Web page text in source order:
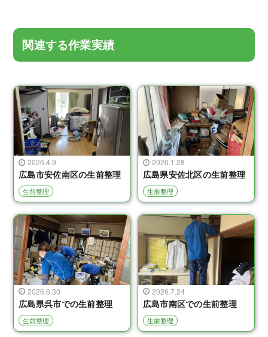
関連する作業実績
2026.4.9
広島市安佐南区の生前整理
生前整理
2026.1.28
広島県安佐北区の生前整理
生前整理
2026.6.30
広島県呉市での生前整理
生前整理
2026.7.24
広島市南区での生前整理
生前整理